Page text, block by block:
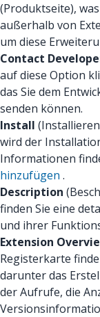
(Produktseite),
außerhalb von
um diese
Contact
auf diese Option
das Sie dem
senden können.
Install
wird der
Informationen
hinzufügen .
Description
finden Sie eine
und ihrer
Extension
Registerkarte
darunter das
der Aufrufe, die